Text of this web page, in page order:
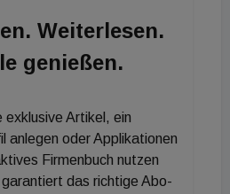
Weiterlesen.
genießen.
exklusive Artikel, ein
anlegen oder Applikationen
Firmenbuch nutzen
das richtige Abo-